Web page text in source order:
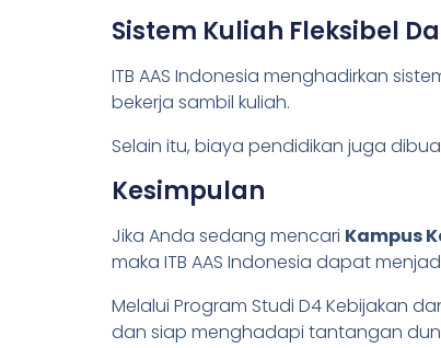
Sistem Kuliah Fleksibel
ITB AAS Indonesia menghadirkan
bekerja sambil kuliah.
Selain itu, biaya pendidikan juga
Kesimpulan
Jika Anda sedang mencari Kampus
maka ITB AAS Indonesia dapat
Melalui Program Studi D4 Kebijakan
dan siap menghadapi tantangan